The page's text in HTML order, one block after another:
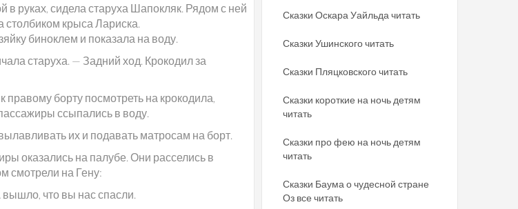
в руках, сидела старуха Шапокляк. Рядом с ней
столбиком крыса Лариска.
биноклем и показала на воду.
старуха. — Задний ход. Крокодил за
борту посмотреть на крокодила,
ссыпались в воду.
их и подавать матросам на борт.
оказались на палубе. Они расселись в
смотрели на Гену:
что вы нас спасли.
Сказки Оскара Уайльда читать
Сказки Ушинского читать
Сказки Пляцковского читать
Сказки короткие на ночь детям
читать
Сказки про фею на ночь детям
читать
Сказки Баума о чудесной стране
Оз все читать